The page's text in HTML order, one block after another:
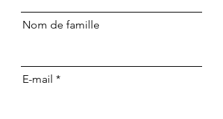
Nom de famille
E-mail